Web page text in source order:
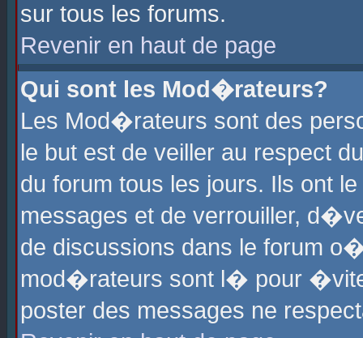
sur tous les forums.
Revenir en haut de page
Qui sont les Mod�rateurs?
Les Mod�rateurs sont des
le but est de veiller au respect
du forum tous les jours. Ils ont
messages et de verrouiller,
de discussions dans le forum
mod�rateurs sont l� pour
poster des messages ne